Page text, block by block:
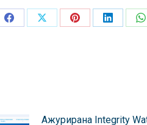
Share
Share
Share
Share
Ажурирана Integrity